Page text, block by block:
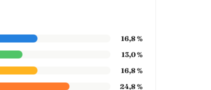
16,8 %
13,0 %
16,8 %
24,8 %